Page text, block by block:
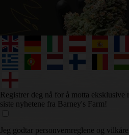
Registrer deg nå for å motta eksklusive
siste nyhetene fra Barney's Farm!
Jeg godtar personvernreglene og